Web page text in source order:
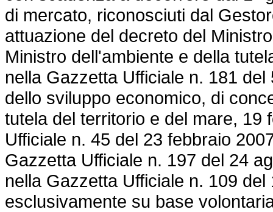
di mercato, riconosciuti dal
attuazione del decreto del
Ministro dell'ambiente e della
nella Gazzetta Ufficiale n. 181
dello sviluppo economico, di
tutela del territorio e del mare, 19
Ufficiale n. 45 del 23 febbraio
Gazzetta Ufficiale n. 197 del 24
nella Gazzetta Ufficiale n. 109
esclusivamente su base